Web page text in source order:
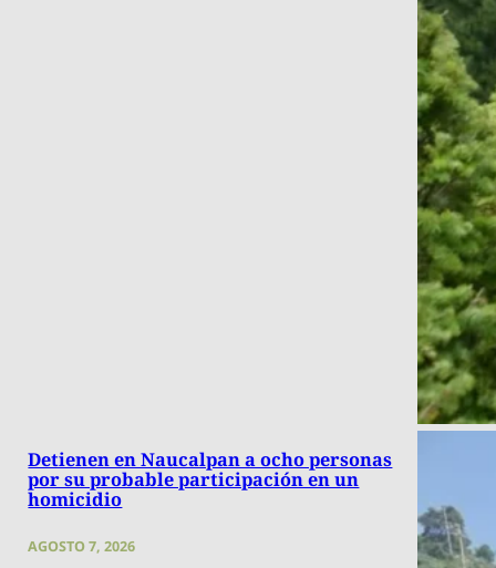
Detienen en Naucalpan a ocho personas
por su probable participación en un
homicidio
AGOSTO 7, 2026